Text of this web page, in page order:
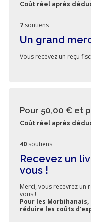
Coût réel après
7 soutiens
Un grand
Vous recevez un reçu
Pour 50,00 € et
Coût réel après
40 soutiens
Recevez un
vous !
Merci, vous recevrez un
vous !
Pour les
réduire les coûts